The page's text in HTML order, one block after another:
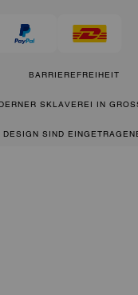
BARRIEREFREIHEIT
SKLAVEREI IN
SIND